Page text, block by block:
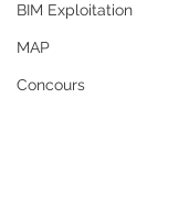
BIM Exploitation
MAP
Concours